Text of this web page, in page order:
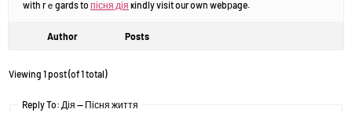
with rｅgards to пісня дія ҝindly visit our own webрage.
Author Posts
Viewing 1 post (of 1 total)
Reply To: Дія — Пісня життя